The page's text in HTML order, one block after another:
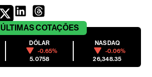
ÚLTIMASCOTAÇÕES
DÓLAR
-0.65%
5.0758
NASDAQ
-0.06%
26,348.35